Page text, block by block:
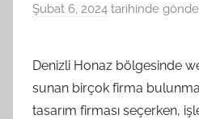
Şubat 6, 2024 tarihinde
Denizli Honaz bölgesinde
sunan birçok firma
tasarım firması seçerken,